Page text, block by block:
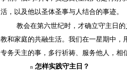
活，以及他以圣体圣事与人结合的事迹。
教会在第六世纪时，才确立守主日
教和家庭的共融生活。我们在一星期中
专务天主的事，多行祈祷、服务他人，相
n 怎样实践守主日？